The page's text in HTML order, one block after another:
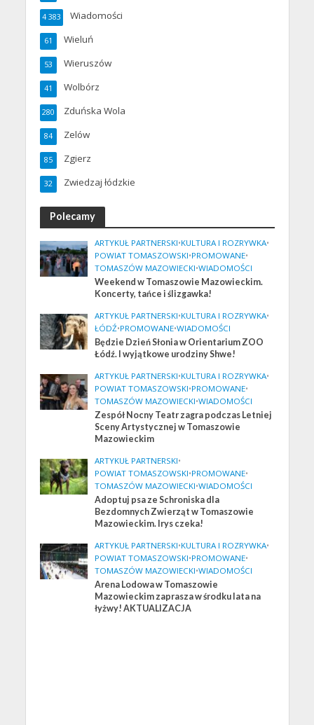
Wiadomości
4 383
Wieluń
61
Wieruszów
53
Wolbórz
41
Zduńska Wola
280
Zelów
84
Zgierz
85
Zwiedzaj łódzkie
32
Polecamy
ARTYKUŁ PARTNERSKI•KULTURA I ROZRYWKA•
POWIAT TOMASZOWSKI•PROMOWANE•
TOMASZÓW MAZOWIECKI•WIADOMOŚCI
Weekend w Tomaszowie Mazowieckim.
Koncerty, tańce i ślizgawka!
ARTYKUŁ PARTNERSKI•KULTURA I ROZRYWKA•
ŁÓDŹ•PROMOWANE•WIADOMOŚCI
Będzie Dzień Słonia w Orientarium ZOO
Łódź. I wyjątkowe urodziny Shwe!
ARTYKUŁ PARTNERSKI•KULTURA I ROZRYWKA•
POWIAT TOMASZOWSKI•PROMOWANE•
TOMASZÓW MAZOWIECKI•WIADOMOŚCI
Zespół Nocny Teatr zagra podczas Letniej
Sceny Artystycznej w Tomaszowie
Mazowieckim
ARTYKUŁ PARTNERSKI•
POWIAT TOMASZOWSKI•PROMOWANE•
TOMASZÓW MAZOWIECKI•WIADOMOŚCI
Adoptuj psa ze Schroniska dla
Bezdomnych Zwierząt w Tomaszowie
Mazowieckim. Irys czeka!
ARTYKUŁ PARTNERSKI•KULTURA I ROZRYWKA•
POWIAT TOMASZOWSKI•PROMOWANE•
TOMASZÓW MAZOWIECKI•WIADOMOŚCI
Arena Lodowa w Tomaszowie
Mazowieckim zaprasza w środku lata na
łyżwy! AKTUALIZACJA